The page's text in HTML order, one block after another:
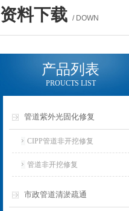
资料下载 / DOWN
产品列表
PROUCTS LIST
管道紫外光固化修复
CIPP管道非开挖修复
管道非开挖修复
市政管道清淤疏通